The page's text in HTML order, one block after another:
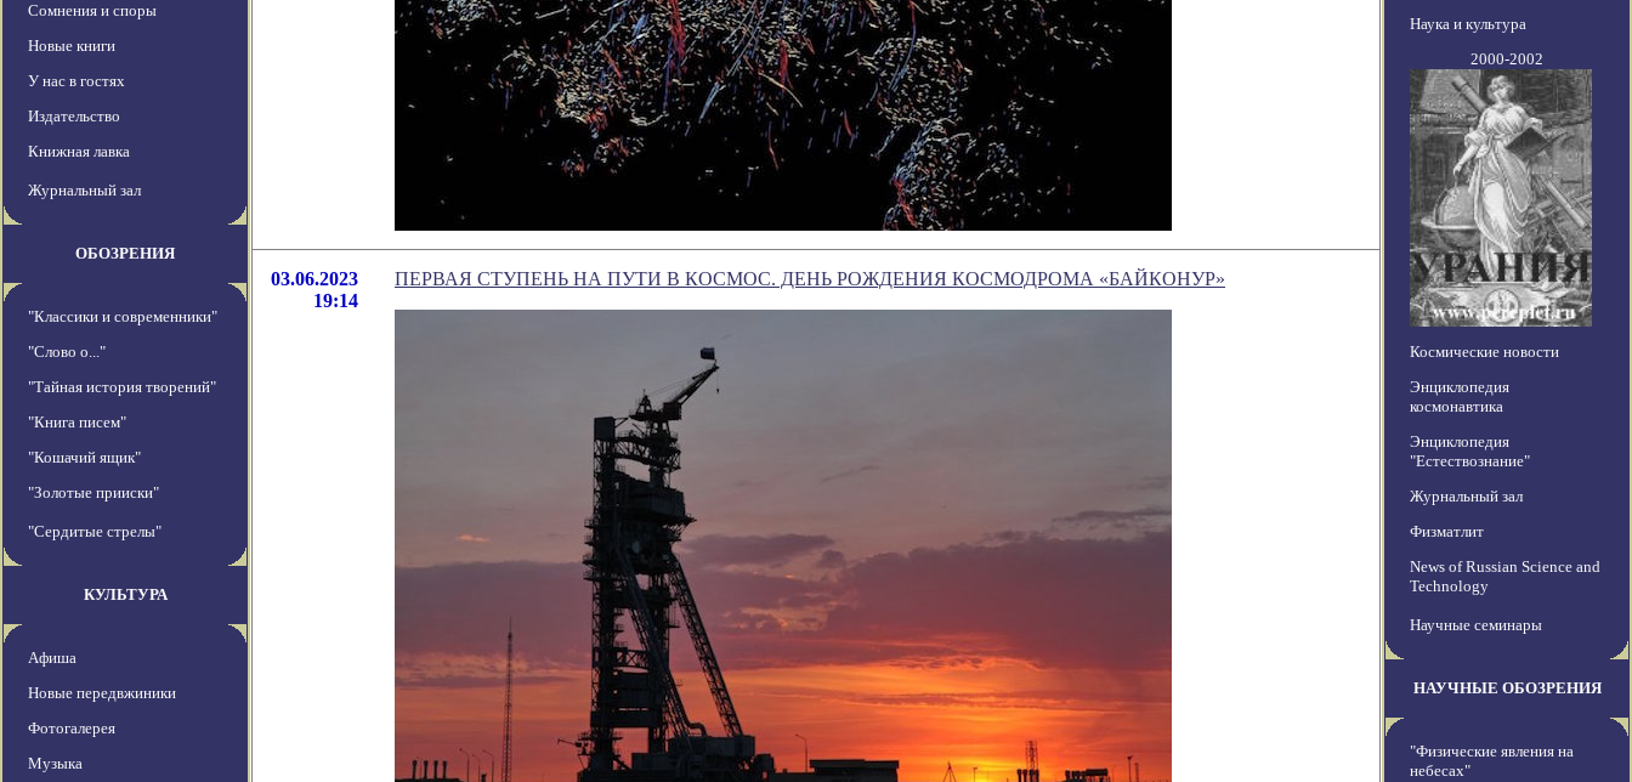
Сомнения и споры
Новые книги
У нас в гостях
Издательство
Книжная лавка
Журнальный зал
ОБОЗРЕНИЯ
"Классики и современники"
"Слово о..."
"Тайная история творений"
"Книга писем"
"Кошачий ящик"
"Золотые прииски"
"Сердитые стрелы"
КУЛЬТУРА
Афиша
Новые передвжиники
Фотогалерея
Музыка
03.06.2023
19:14
ПЕРВАЯ СТУПЕНЬ НА ПУТИ В КОСМОС. ДЕНЬ РОЖДЕНИЯ КОСМОДРОМА «БАЙКОНУР»
Наука и культура
2000-2002
Космические новости
Энциклопедия
космонавтика
Энциклопедия
"Естествознание"
Журнальный зал
Физматлит
News of Russian Science and
Technology
Научные семинары
НАУЧНЫЕ ОБОЗРЕНИЯ
"Физические явления на
небесах"